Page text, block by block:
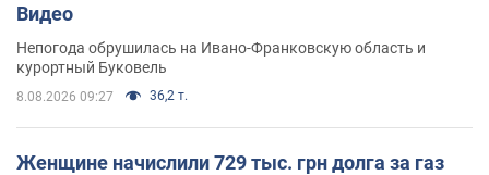
Видео
Непогода обрушилась на Ивано-Франковскую область и
курортный Буковель
8.08.2026 09:27 36,2 т.
Женщине начислили 729 тыс. грн долга за газ